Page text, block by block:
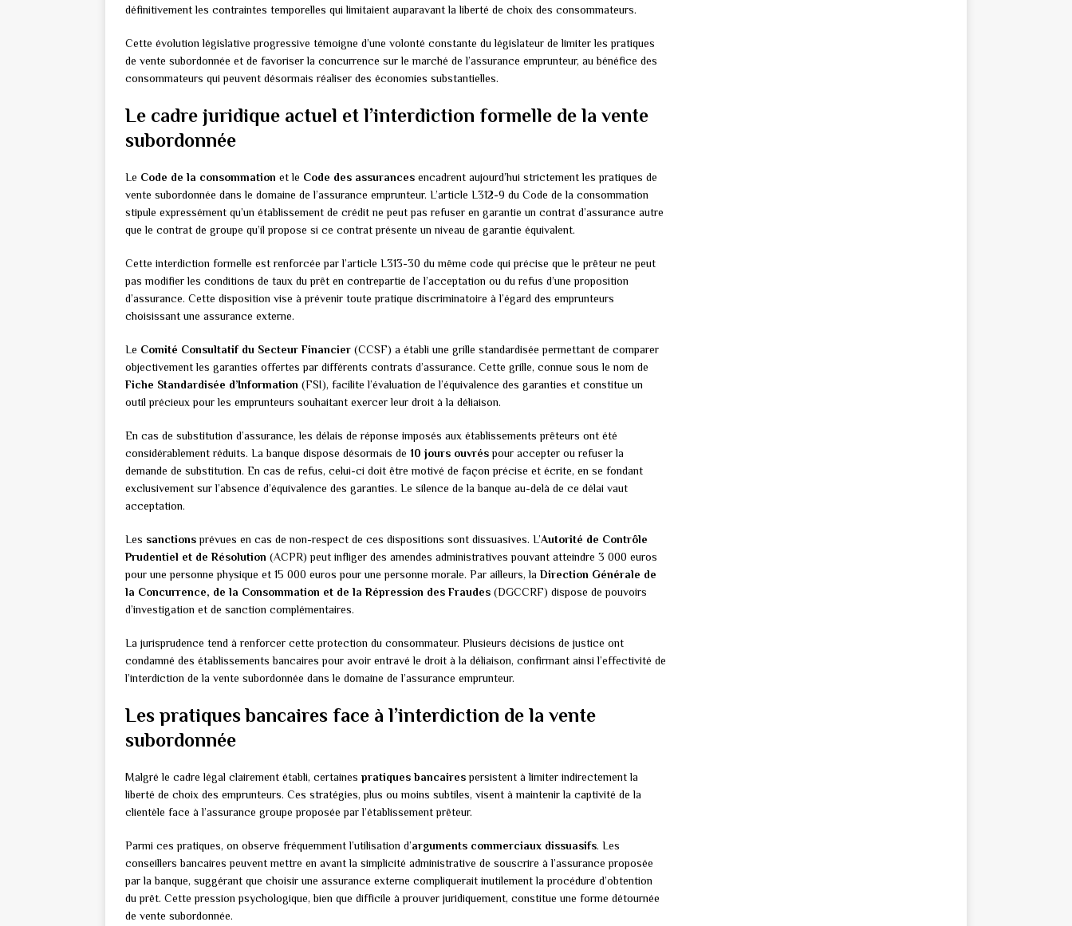
définitivement les contraintes temporelles qui limitaient auparavant la liberté de choix des consommateurs.
Cette évolution législative progressive témoigne d’une volonté constante du législateur de limiter les pratiques
de vente subordonnée et de favoriser la concurrence sur le marché de l’assurance emprunteur, au bénéfice des
consommateurs qui peuvent désormais réaliser des économies substantielles.
Le cadre juridique actuel et l’interdiction formelle de la vente
subordonnée
Le Code de la consommation et le Code des assurances encadrent aujourd’hui strictement les pratiques de
vente subordonnée dans le domaine de l’assurance emprunteur. L’article L312-9 du Code de la consommation
stipule expressément qu’un établissement de crédit ne peut pas refuser en garantie un contrat d’assurance autre
que le contrat de groupe qu’il propose si ce contrat présente un niveau de garantie équivalent.
Cette interdiction formelle est renforcée par l’article L313-30 du même code qui précise que le prêteur ne peut
pas modifier les conditions de taux du prêt en contrepartie de l’acceptation ou du refus d’une proposition
d’assurance. Cette disposition vise à prévenir toute pratique discriminatoire à l’égard des emprunteurs
choisissant une assurance externe.
Le Comité Consultatif du Secteur Financier (CCSF) a établi une grille standardisée permettant de comparer
objectivement les garanties offertes par différents contrats d’assurance. Cette grille, connue sous le nom de
Fiche Standardisée d’Information (FSI), facilite l’évaluation de l’équivalence des garanties et constitue un
outil précieux pour les emprunteurs souhaitant exercer leur droit à la déliaison.
En cas de substitution d’assurance, les délais de réponse imposés aux établissements prêteurs ont été
considérablement réduits. La banque dispose désormais de 10 jours ouvréspour accepter ou refuser la
demande de substitution. En cas de refus, celui-ci doit être motivé de façon précise et écrite, en se fondant
exclusivement sur l’absence d’équivalence des garanties. Le silence de la banque au-delà de ce délai vaut
acceptation.
Les sanctionsprévues en cas de non-respect de ces dispositions sont dissuasives. L’Autorité de Contrôle
Prudentiel et de Résolution (ACPR) peut infliger des amendes administratives pouvant atteindre 3 000 euros
pour une personne physique et 15 000 euros pour une personne morale. Par ailleurs, la Direction Générale de
la Concurrence, de la Consommation et de la Répression des Fraudes (DGCCRF) dispose de pouvoirs
d’investigation et de sanction complémentaires.
La jurisprudence tend à renforcer cette protection du consommateur. Plusieurs décisions de justice ont
condamné des établissements bancaires pour avoir entravé le droit à la déliaison, confirmant ainsi l’effectivité de
l’interdiction de la vente subordonnée dans le domaine de l’assurance emprunteur.
Les pratiques bancaires face à l’interdiction de la vente
subordonnée
Malgré le cadre légal clairement établi, certaines pratiques bancairespersistent à limiter indirectement la
liberté de choix des emprunteurs. Ces stratégies, plus ou moins subtiles, visent à maintenir la captivité de la
clientèle face à l’assurance groupe proposée par l’établissement prêteur.
Parmi ces pratiques, on observe fréquemment l’utilisation d’arguments commerciaux dissuasifs. Les
conseillers bancaires peuvent mettre en avant la simplicité administrative de souscrire à l’assurance proposée
par la banque, suggérant que choisir une assurance externe compliquerait inutilement la procédure d’obtention
du prêt. Cette pression psychologique, bien que difficile à prouver juridiquement, constitue une forme détournée
de vente subordonnée.